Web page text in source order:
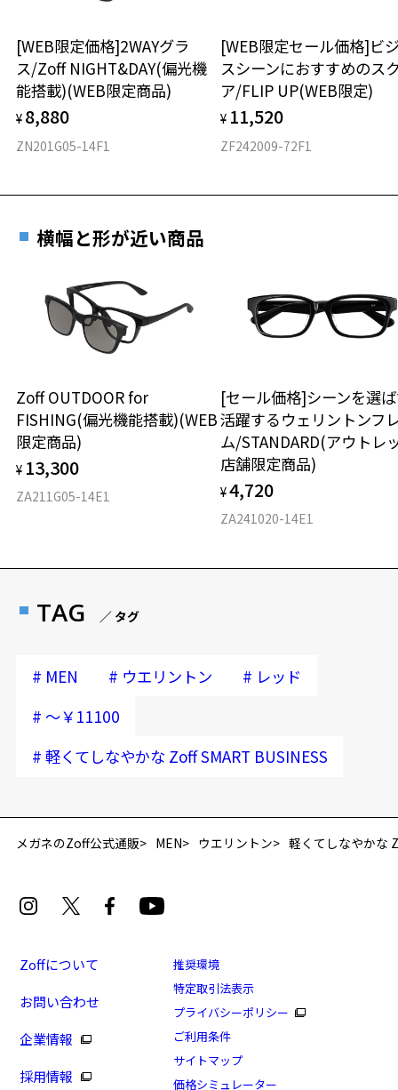
材質
フロント素材：スーパーエンジニアリング・プラスチック
[WEB限定価格]2WAYグラ
ス/Zoff NIGHT&DAY(偏光機
能搭載)(WEB限定商品)
¥ 8,880
ZN201G05-14F1
[WEB限定セール価格]ビ
スシーンにおすすめのス
ア/FLIP UP(WEB限定)
¥ 11,520
ZF242009-72F1
横幅と形が近い商品
Zoff OUTDOOR for
FISHING(偏光機能搭載)(WEB
限定商品)
¥ 13,300
ZA211G05-14E1
[セール価格]シーンを選
活躍するウェリントンフ
ム/STANDARD(アウトレ
店舗限定商品)
¥4,720
ZA241020-14E1
TAG ／ タグ
# MEN # ウエリントン # レッド
# ～￥11100
# 軽くてしなやかな Zoff SMART BUSINESS
メガネのZoff公式通販 MEN ウエリントン 軽くてしなやかな
Zoffについて
お問い合わせ
企業情報
採用情報
推奨環境
特定取引法表示
プライバシーポリシー
ご利用条件
サイトマップ
価格シミュレーター